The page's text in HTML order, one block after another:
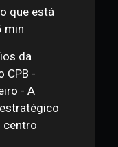
governança
- 8 min
melhorar
que está
5 min
da
CPB -